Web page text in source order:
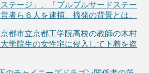
ステージ」、「プルプルサードステー
者ら６人を逮捕。摘発の背景とは。
都市立京都工学院高校の教師の木村
学院生の女性宅に侵入して下着を盗